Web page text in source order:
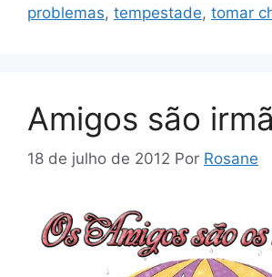
problemas, tempestade, tomar
Amigos são
18 de julho de 2012 Por Rosane